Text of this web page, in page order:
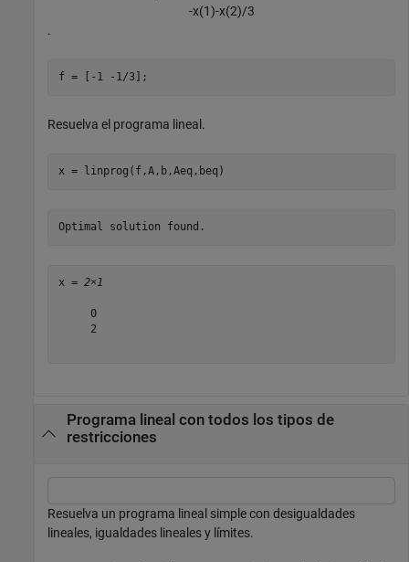
-x(1)-x(2)/3
.
f = [-1 -1/3];
Resuelva el programa lineal.
x = linprog(f,A,b,Aeq,beq)
x = 2×1
     0
     2
Programa lineal con todos los tipos de
restricciones
Resuelva un programa lineal simple con desigualdades
lineales, igualdades lineales y límites.